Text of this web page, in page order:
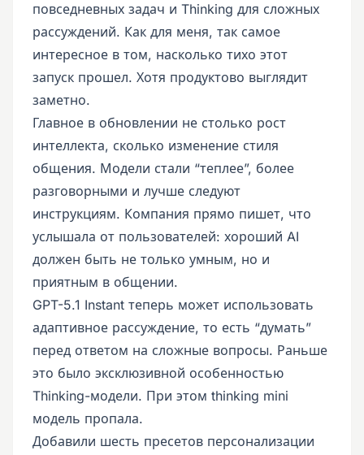
повседневных задач и Thinking для сложных
рассуждений. Как для меня, так самое
интересное в том, насколько тихо этот
запуск прошел. Хотя продуктово выглядит
заметно.
Главное в обновлении не столько рост
интеллекта, сколько изменение стиля
общения. Модели стали “теплее”, более
разговорными и лучше следуют
инструкциям. Компания прямо пишет, что
услышала от пользователей: хороший AI
должен быть не только умным, но и
приятным в общении.
GPT-5.1 Instant теперь может использовать
адаптивное рассуждение, то есть “думать”
перед ответом на сложные вопросы. Раньше
это было эксклюзивной особенностью
Thinking-модели. При этом thinking mini
модель пропала.
Добавили шесть пресетов персонализации